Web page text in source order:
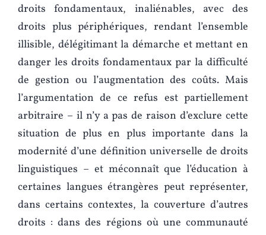
droits fondamentaux, inaliénables, avec des
droits plus périphériques, rendant l’ensemble
illisible, délégitimant la démarche et mettant en
danger les droits fondamentaux par la difficulté
de gestion ou l’augmentation des coûts. Mais
l’argumentation de ce refus est partiellement
arbitraire – il n’y a pas de raison d’exclure cette
situation de plus en plus importante dans la
modernité d’une définition universelle de droits
linguistiques – et méconnaît que l’éducation à
certaines langues étrangères peut représenter,
dans certains contextes, la couverture d’autres
droits : dans des régions où une communauté